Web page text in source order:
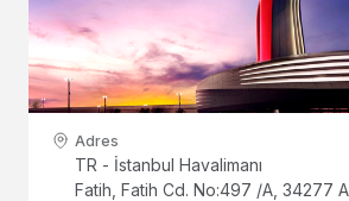
Adres
TR - İstanbul Havalimanı
Fatih, Fatih Cd. No:497 /A, 34277